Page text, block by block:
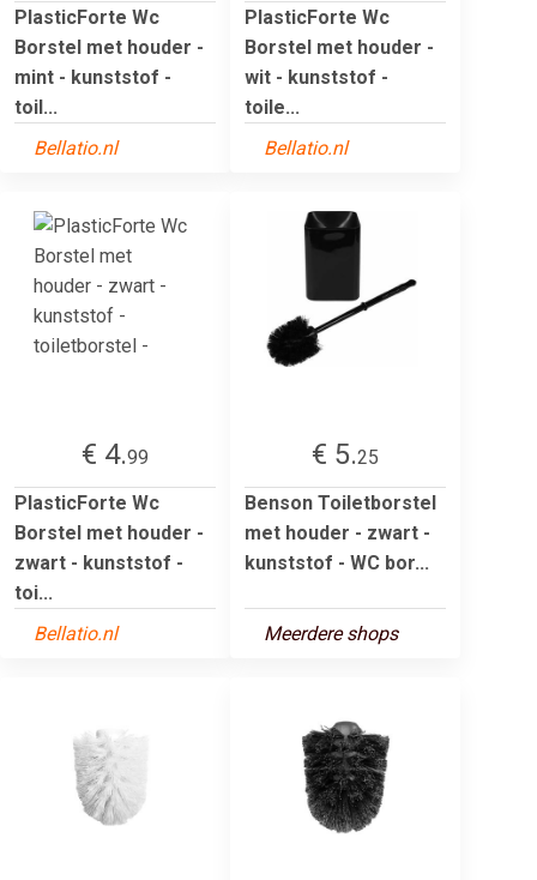
PlasticForte Wc
Borstel met houder -
mint - kunststof -
toil...
Bellatio.nl
PlasticForte Wc
Borstel met houder -
wit - kunststof -
toile...
Bellatio.nl
€ 4.99
PlasticForte Wc
Borstel met houder -
zwart - kunststof -
toi...
Bellatio.nl
€ 5.25
Benson Toiletborstel
met houder - zwart -
kunststof - WC bor...
Meerdere shops